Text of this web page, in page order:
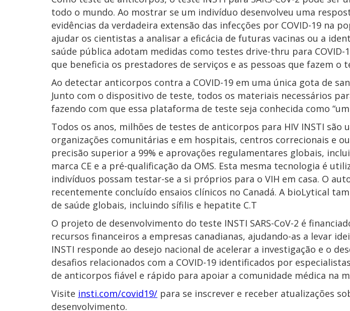
todo o mundo. Ao mostrar se um indivíduo desenvolveu uma
evidências da verdadeira extensão das infecções por COVID-19 na
ajudar os cientistas a analisar a eficácia de futuras vacinas ou a
saúde pública adotam medidas como testes drive-thru para
que beneficia os prestadores de serviços e as pessoas que fazem o
Ao detectar anticorpos contra a COVID-19 em uma única gota de
Junto com o dispositivo de teste, todos os materiais necessários
fazendo com que essa plataforma de teste seja conhecida como
Todos os anos, milhões de testes de anticorpos para HIV INSTI
organizações comunitárias e em hospitais, centros correcionais e
precisão superior a 99% e aprovações regulamentares globais,
marca CE e a pré-qualificação da OMS. Esta mesma tecnologia é
indivíduos possam testar-se a si próprios para o VIH em casa. O
recentemente concluído ensaios clínicos no Canadá. A bioLytical
de saúde globais, incluindo sífilis e hepatite C.T
O projeto de desenvolvimento do teste INSTI SARS-CoV-2 é
recursos financeiros a empresas canadianas, ajudando-as a levar
INSTI responde ao desejo nacional de acelerar a investigação e o
desafios relacionados com a COVID-19 identificados por
de anticorpos fiável e rápido para apoiar a comunidade médica na
Visite insti.com/covid19/ para se inscrever e receber atualizações
desenvolvimento.